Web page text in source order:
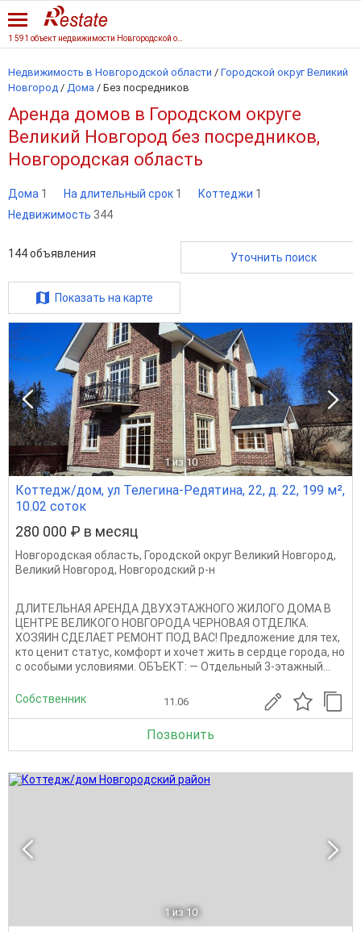
Недвижимость в Новгородской области / Городской округ Великий
Новгород / Дома / Без посредников
Аренда домов в Городском округе
Великий Новгород без посредников,
Новгородская область
Дома 1 На длительный срок 1 Коттеджи 1
Недвижимость 344
144объявления Уточнить поиск
Показать на карте
1 из 10
Коттедж/дом, ул Телегина-Редятина, 22, д. 22, 199 м²,
10.02 соток
280 000 ₽ в месяц
Новгородская область, Городской округ Великий Новгород,
Великий Новгород, Новгородский р-н
ДЛИТЕЛЬНАЯ АРЕНДА ДВУХЭТАЖНОГО ЖИЛОГО ДОМА В
ЦЕНТРЕ ВЕЛИКОГО НОВГОРОДА ЧЕРНОВАЯ ОТДЕЛКА.
ХОЗЯИН СДЕЛАЕТ РЕМОНТ ПОД ВАС! Предложение для тех,
кто ценит статус, комфорт и хочет жить в сердце города, но
с особыми условиями. ОБЪЕКТ: — Отдельный 3-этажный...
Собственник 11.06
Позвонить
1 из 10